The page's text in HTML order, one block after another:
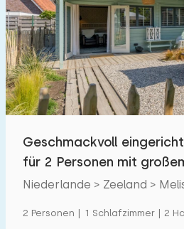
Geschmackvoll
für 2 Personen mit
Meliskerke
Niederlande > Zeeland >
2 Personen | 1 Schlafzimmer | 2